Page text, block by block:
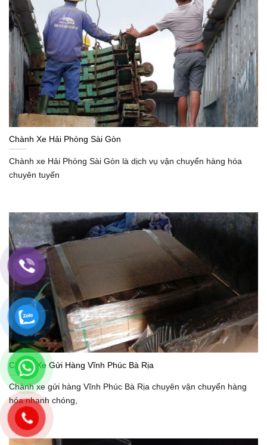
Chành Xe Hải Phòng Sài Gòn
Chành xe Hải Phòng Sài Gòn là dịch vụ vận chuyển hàng hóa
chuyên tuyến
Chành Xe Gửi Hàng Vĩnh Phúc Bà Rịa
Chành xe gửi hàng Vĩnh Phúc Bà Rịa chuyên vận chuyển hàng
hóa nhanh chóng,